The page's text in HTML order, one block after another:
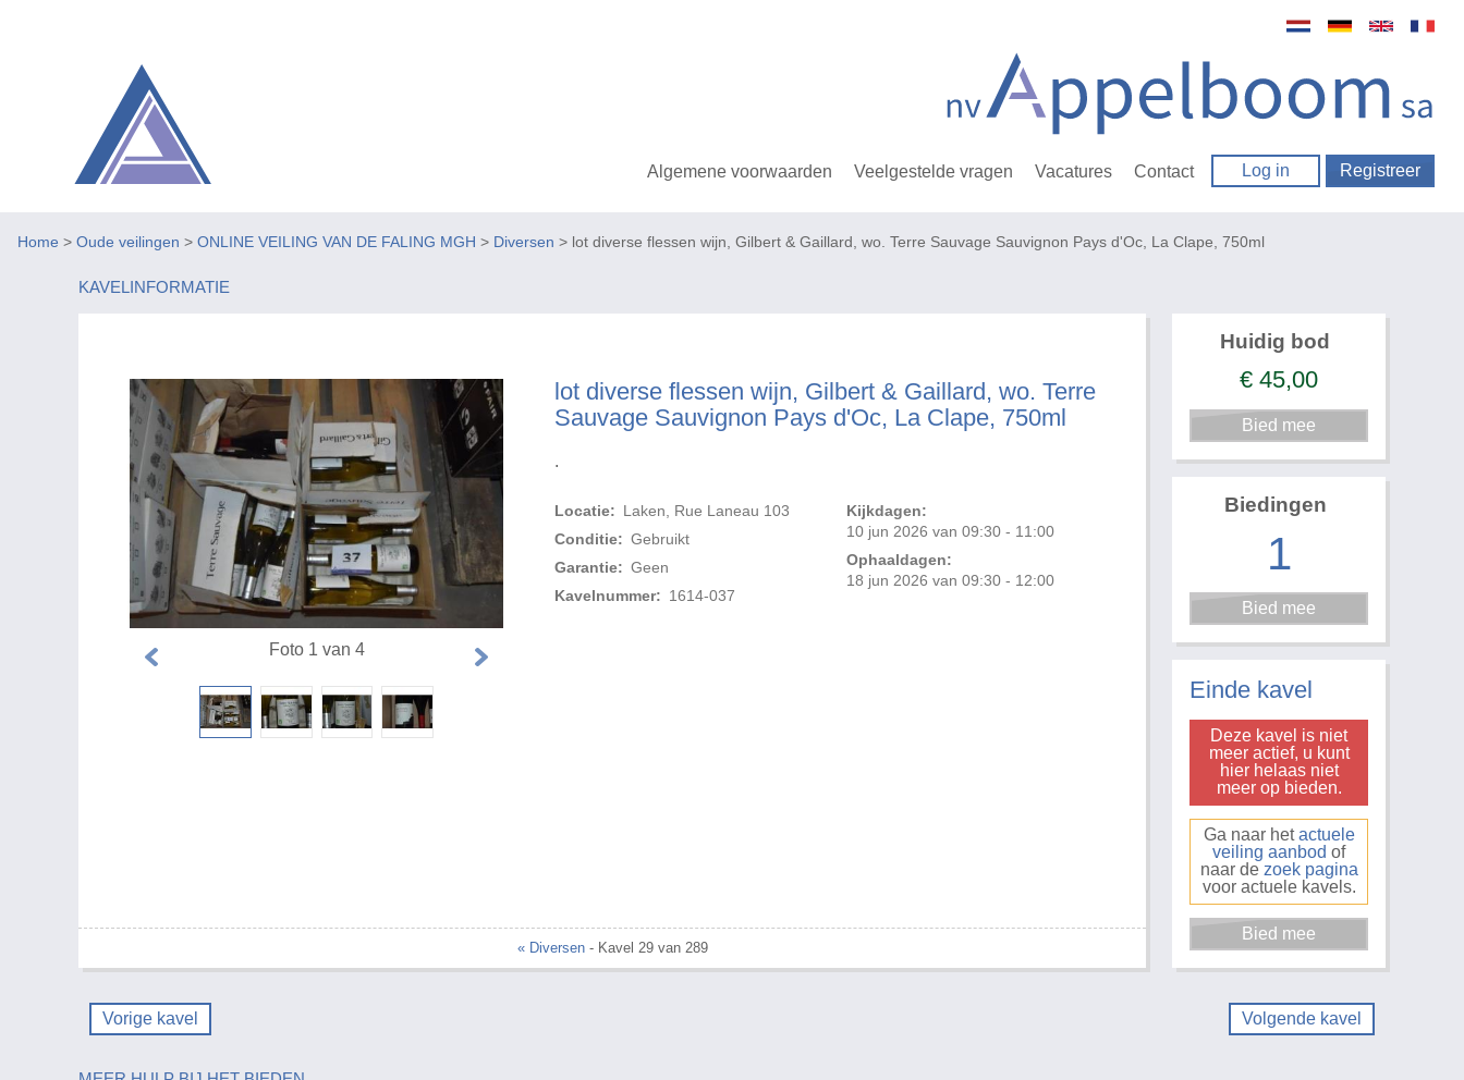
Algemene voorwaarden Veelgestelde vragen Vacatures Contact Log in Registreer
Home > Oude veilingen > ONLINE VEILING VAN DE FALING MGH > Diversen > lot diverse flessen wijn, Gilbert & Gaillard, wo. Terre Sauvage Sauvignon Pays d'Oc, La Clape, 750ml
KAVELINFORMATIE
lot diverse flessen wijn, Gilbert & Gaillard, wo. Terre
Sauvage Sauvignon Pays d'Oc, La Clape, 750ml
.
Locatie: Laken, Rue Laneau 103
Conditie: Gebruikt
Garantie: Geen
Kavelnummer: 1614-037
Kijkdagen:
10 jun 2026 van 09:30 - 11:00
Ophaaldagen:
18 jun 2026 van 09:30 - 12:00
Foto 1 van 4
« Diversen- Kavel 29 van 289
Huidig bod
€ 45,00
Biedingen
1
Einde kavel
Deze kavel is niet
meer actief, u kunt
hier helaas niet
meer op bieden.
Ga naar hetactuele
veiling aanbod of
naar de zoek pagina
voor actuele kavels.
Vorige kavel Volgende kavel